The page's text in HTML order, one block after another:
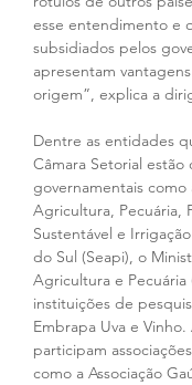
esse entendimento e
subsidiados pelos
apresentam
origem”, explica a
Dentre as entidades
Câmara Setorial estão
governamentais como
Agricultura, Pecuária,
Sustentável e
do Sul (Seapi), o
Agricultura e Pecuária
instituições de
Embrapa Uva e
participam
como a Associação